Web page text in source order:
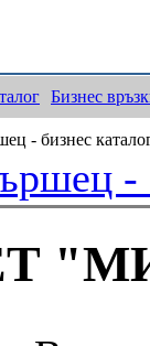
Бизнес
- бизнес
-